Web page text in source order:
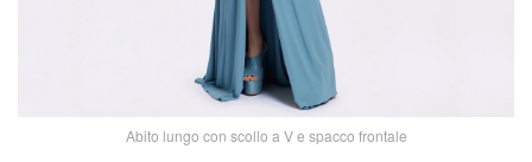
Abito lungo con scollo a V e spacco frontale